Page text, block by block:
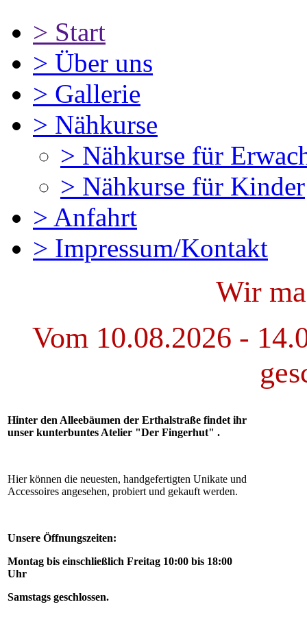
> Start
> Über uns
> Gallerie
> Nähkurse
> Nähkurse für
> Nähkurse für Kinder
> Anfahrt
> Impressum/Kontakt
Wir
Vom 10.08.2026 -
Hinter den Alleebäumen der Erthalstraße findet ihr
unser kunterbuntes Atelier "Der Fingerhut" .
Hier können die neuesten, handgefertigten Unikate und
Accessoires angesehen, probiert und gekauft werden.
Unsere Öffnungszeiten:
Montag bis einschließlich Freitag 10:00 bis 18:00
Uhr
Samstags geschlossen.